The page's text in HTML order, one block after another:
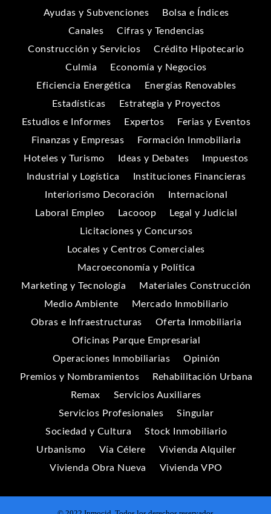
Ayudas y Subvenciones
Bolsa e Índices
Canales
Cifras y Tendencias
Construcción y Servicios
Crédito Hipotecario
Culmia
Economía y Negocios
Eficiencia Energética
Energías Renovables
Estadísticas
Estrategia y Proyectos
Estudios e Informes
Expertos
Ferias y Eventos
Finanzas y Empresas
Formación Inmobiliaria
Hoteles y Turismo
Ideas y Debates
Impuestos
Industrial y Logística
Instituciones Financieras
Interiorismo Decoración
Internacional
Laboral Empleo
Lacooop
Legal y Judicial
Licitaciones y Concursos
Locales y Centros Comerciales
Macroeconomía y Política
Marketing y Tecnología
Materiales Construcción
Medio Ambiente
Mercado Inmobiliario
Obras e Infraestructuras
Oferta Inmobiliaria
Oficinas Parque Empresarial
Operaciones Inmobiliarias
Opinión
Premios y Nombramientos
Rehabilitación Urbana
Remax
Servicios Auxiliares
Servicios Profesionales
Singular
Sociedad y Cultura
Stock Inmobiliario
Urbanismo
Vía Célere
Vivienda Alquiler
Vivienda Obra Nueva
Vivienda VPO